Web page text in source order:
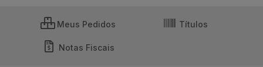
Meus Pedidos Títulos
Notas Fiscais